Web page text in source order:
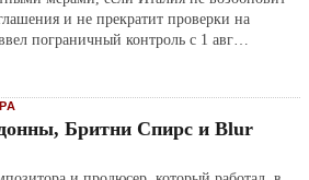
и не прекратит проверки на
пограничный контроль с 1 авг…
Бритни Спирс и Blur